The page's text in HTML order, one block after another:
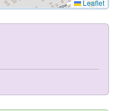
Leaflet